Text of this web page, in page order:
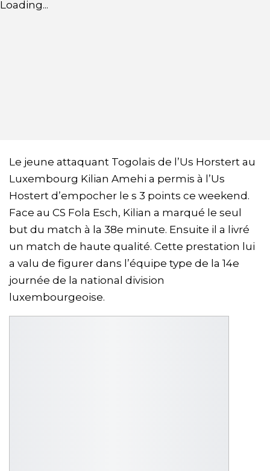
Loading...
Le jeune attaquant Togolais de l’Us Horstert au
Luxembourg Kilian Amehi a permis à l’Us
Hostert d’empocher le s 3 points ce weekend.
Face au CS Fola Esch, Kilian a marqué le seul
but du match à la 38e minute. Ensuite il a livré
un match de haute qualité. Cette prestation lui
a valu de figurer dans l’équipe type de la 14e
journée de la national division
luxembourgeoise.